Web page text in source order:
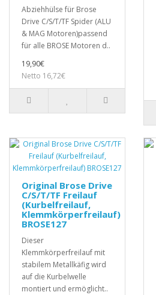
Abziehhülse für Brose
Drive C/S/T/TF Spider (ALU
& MAG Motoren)passend
für alle BROSE Motoren d..
19,90€
Netto 16,72€
Original Brose Drive
C/S/T/TF Freilauf
(Kurbelfreilauf,
Klemmkörperfreilauf)
BROSE127
Dieser
Klemmkörperfreilauf mit
stabilem Metallkäfig wird
auf die Kurbelwelle
montiert und ermöglicht..